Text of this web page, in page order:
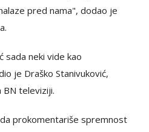
pred nama", dodao je
sada neki vide kao
je Draško Stanivuković,
BN televiziji.
prokomentariše spremnost